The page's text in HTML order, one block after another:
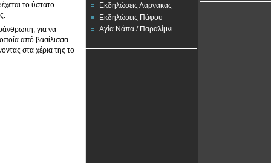
το ύστατο
για να
από βασίλισσα
στα χέρια της το
Εκδηλώσεις Λάρνακας
Εκδηλώσεις Πάφου
Αγία Νάπα / Παραλίμνι